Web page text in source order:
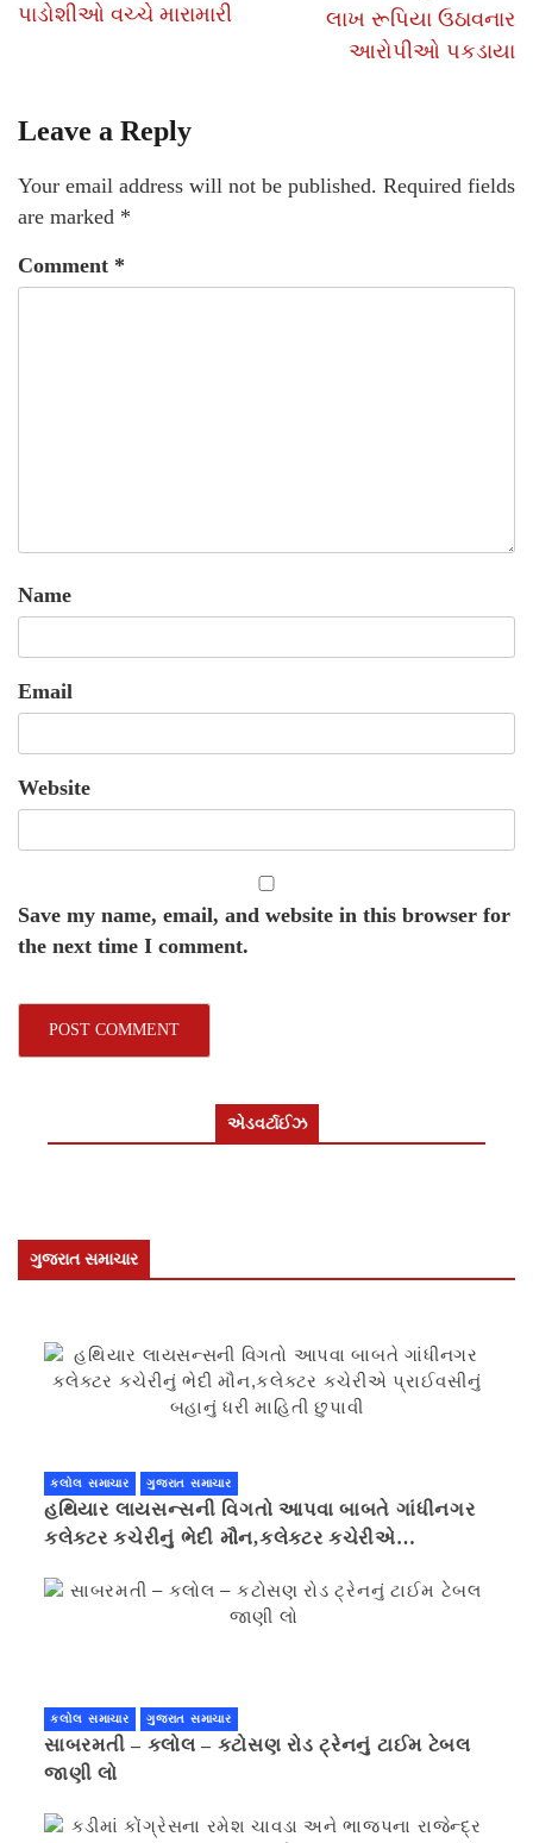
પાડોશીઓ વચ્ચે મારામારી
લાખ રૂપિયા ઉઠાવનાર
આરોપીઓ પકડાયા
Leave a Reply
Your email address will not be published. Required fields
are marked *
Comment *
Name
Email
Website
Save my name, email, and website in this browser for
the next time I comment.
એડવર્ટાઈઝ
ગુજરાત સમાચાર
કલોલ સમાચાર ગુજરાત સમાચાર
હથિયાર લાયસન્સની વિગતો આપવા બાબતે ગાંધીનગર
કલેક્ટર કચેરીનું ભેદી મૌન,કલેક્ટર કચેરીએ
કલોલ સમાચાર ગુજરાત સમાચાર
સાબરમતી – કલોલ – કટોસણ રોડ ટ્રેનનું ટાઈમ ટેબલ
જાણી લો